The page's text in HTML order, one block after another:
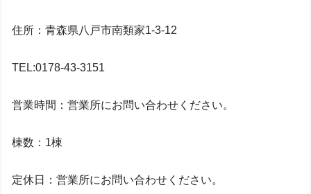
住所：青森県八戸市南類家1-3-12
TEL:0178-43-3151
営業時間：営業所にお問い合わせください。
棟数：1棟
定休日：営業所にお問い合わせください。